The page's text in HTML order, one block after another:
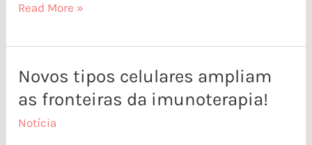
Read More »
Novos tipos celulares ampliam
as fronteiras da imunoterapia!
Notícia
Novos
tipos
celulares